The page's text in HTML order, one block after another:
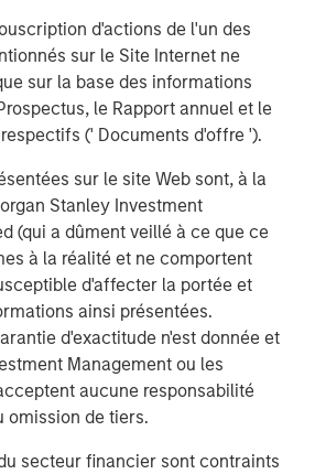
d'actions de l'un des
sur le Site Internet ne
sur la base des informations
le Rapport annuel et le
(' Documents d'offre ').
sur le site Web sont, à la
Stanley Investment
(qui a dûment veillé à ce que ce
à la réalité et ne comportent
d'affecter la portée et
ainsi présentées.
d'exactitude n'est donnée et
Management ou les
aucune responsabilité
omission de tiers.
secteur financier sont contraints
Director
mises en avant